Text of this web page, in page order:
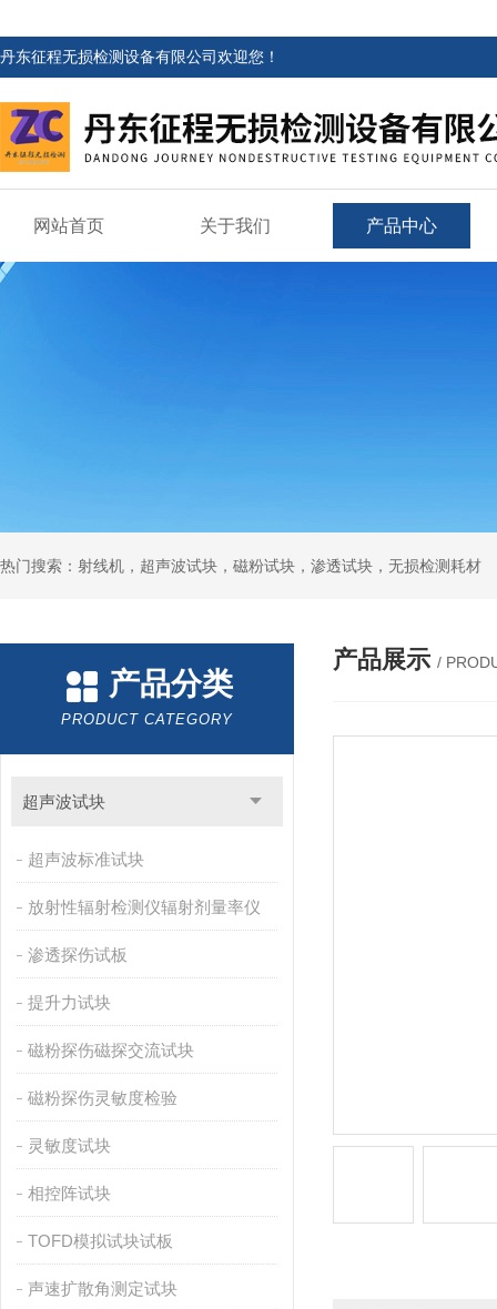
丹东征程无损检测设备有限公司欢迎您！
网站首页 关于我们 产品中心
热门搜索：射线机，超声波试块，磁粉试块，渗透试块，无损检测耗材
产品分类
PRODUCT CATEGORY
超声波试块
超声波标准试块
放射性辐射检测仪辐射剂量率仪
渗透探伤试板
提升力试块
磁粉探伤磁探交流试块
磁粉探伤灵敏度检验
灵敏度试块
相控阵试块
TOFD模拟试块试板
声速扩散角测定试块
产品展示 /